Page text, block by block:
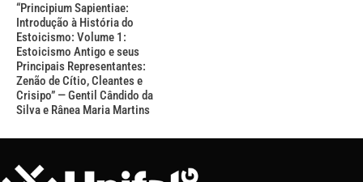
“Principium Sapientiae:
Introdução à História do
Estoicismo: Volume 1:
Estoicismo Antigo e seus
Principais Representantes:
Zenão de Cítio, Cleantes e
Crisipo” — Gentil Cândido da
Silva e Rânea Maria Martins